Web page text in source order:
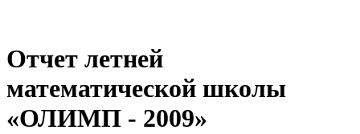
Отчет летней
математической школы
«ОЛИМП - 2009»